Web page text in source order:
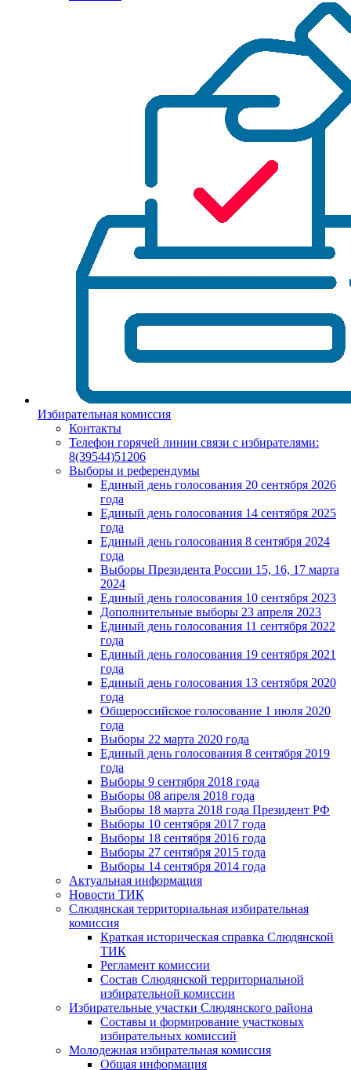
Избирательная комиссия
Контакты
Телефон горячей линии связи с избирателями:
8(39544)51206
Выборы и референдумы
Единый день голосования 20 сентября 2026
года
Единый день голосования 14 сентября 2025
года
Единый день голосования 8 сентября 2024
года
Выборы Президента России 15, 16, 17 марта
2024
Единый день голосования 10 сентября 2023
Дополнительные выборы 23 апреля 2023
Единый день голосования 11 сентября 2022
года
Единый день голосования 19 сентября 2021
года
Единый день голосования 13 сентября 2020
года
Общероссийское голосование 1 июля 2020
года
Выборы 22 марта 2020 года
Единый день голосования 8 сентября 2019
года
Выборы 9 сентября 2018 года
Выборы 08 апреля 2018 года
Выборы 18 марта 2018 года Президент РФ
Выборы 10 сентября 2017 года
Выборы 18 сентября 2016 года
Выборы 27 сентября 2015 года
Выборы 14 сентября 2014 года
Актуальная информация
Новости ТИК
Слюдянская территориальная избирательная
комиссия
Краткая историческая справка Слюдянской
ТИК
Регламент комиссии
Состав Слюдянской территориальной
избирательной комиссии
Избирательные участки Слюдянского района
Составы и формирование участковых
избирательных комиссий
Молодежная избирательная комиссия
Общая информация